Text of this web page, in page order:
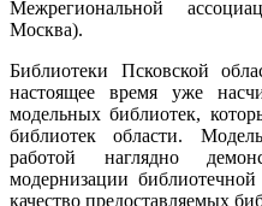
Межрегиональной
Москва).
Библиотеки Псковской
настоящее время уже
модельных библиотек,
библиотек области.
работой наглядно
модернизации
качество предоставляемых